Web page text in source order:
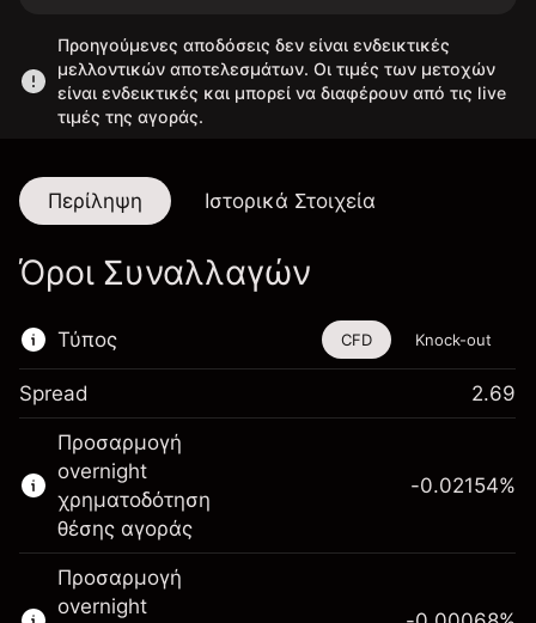
Προηγούμενες αποδόσεις δεν είναι ενδεικτικές
μελλοντικών αποτελεσμάτων. Οι τιμές των μετοχών
είναι ενδεικτικές και μπορεί να διαφέρουν από τις live
τιμές της αγοράς.
Περίληψη Ιστορικά Στοιχεία
Όροι Συναλλαγών
Τύπος
Αυτό το χρηματοοικονομικό εργαλείο είναι
διαθέσιμο για διαπραγμάτευση μέσω CFDs
και Knock-outs.
Μάθετε περισσότερα σχετικά με:
CFDs
Knock-outs
CFD Knock-out
Spread 2.69
Προσαρμογή
overnight
χρηματοδότηση
θέσης αγοράς
-0.02154%
Προσαρμογή
overnight